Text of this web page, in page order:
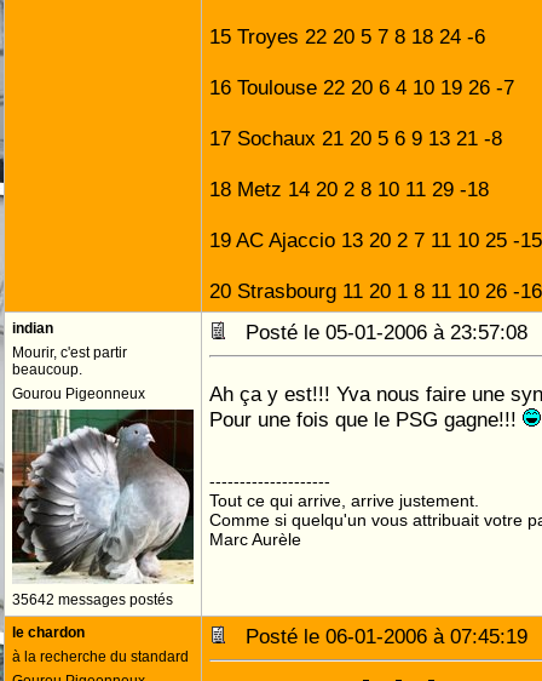
15 Troyes 22 20 5 7 8 18 24 -6
16 Toulouse 22 20 6 4 10 19 26 -7
17 Sochaux 21 20 5 6 9 13 21 -8
18 Metz 14 20 2 8 10 11 29 -18
19 AC Ajaccio 13 20 2 7 11 10 25 -15
20 Strasbourg 11 20 1 8 11 10 26 -16
indian
Mourir, c'est partir
beaucoup.
Gourou Pigeonneux
35642 messages postés
Posté le 05-01-2006 à
Ah ça y est!!! Yva nous faire une
Pour une fois que le PSG gagne!!!
--------------------
Tout ce qui arrive, arrive justement.
Comme si quelqu'un vous attribuait votre
Marc Aurèle
le chardon
à la recherche du standard
Posté le 06-01-2006 à